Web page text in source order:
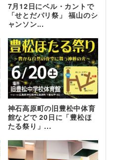
7月12日にベル・カントで
「せとだパリ祭」 福山のシ
ャンソン...
神石高原町の旧豊松中体育
館などで 20日に「豊松ほ
たる祭り」...